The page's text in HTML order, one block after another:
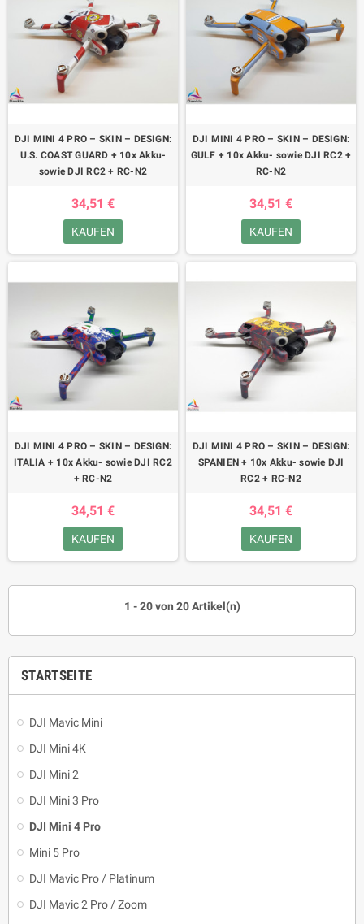
STARTSEITE
DJI Mavic Mini
DJI Mini 4K
DJI Mini 2
DJI Mini 3 Pro
DJI Mini 4 Pro
Mini 5 Pro
DJI Mavic Pro / Platinum
DJI Mavic 2 Pro / Zoom
DJI MINI 4 PRO – SKIN – DESIGN:
U.S. COAST GUARD + 10x Akku-
sowie DJI RC2 + RC-N2
34,51 €
KAUFEN
DJI MINI 4 PRO – SKIN – DESIGN:
GULF + 10x Akku- sowie DJI RC2 +
RC-N2
34,51 €
KAUFEN
DJI MINI 4 PRO – SKIN – DESIGN:
ITALIA + 10x Akku- sowie DJI RC2
+ RC-N2
34,51 €
KAUFEN
DJI MINI 4 PRO – SKIN – DESIGN:
SPANIEN + 10x Akku- sowie DJI
RC2 + RC-N2
34,51 €
KAUFEN
1 - 20 von 20 Artikel(n)